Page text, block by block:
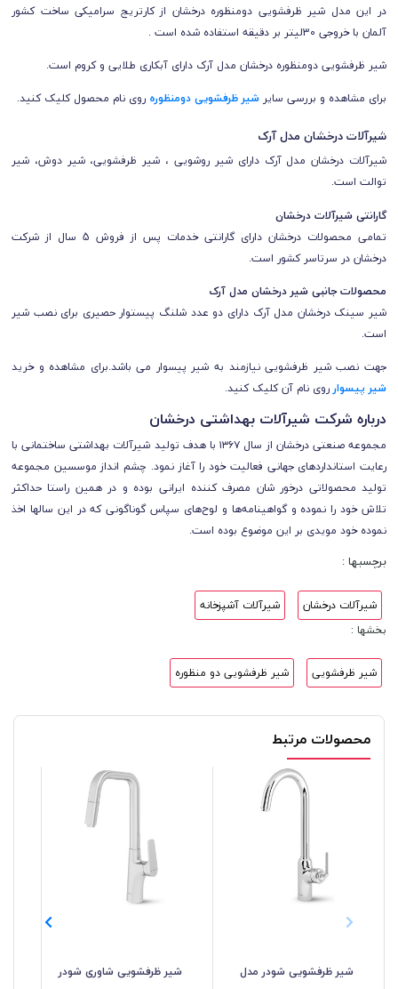
در این مدل شیر ظرفشویی دومنظوره درخشان از کارتریج سرامیکی ساخت کشور
آلمان با خروجی 30لیتر بر دقیقه استفاده شده است .
شیر ظرفشویی دومنظوره درخشان مدل آرک دارای آبکاری طلایی و کروم است.
برای مشاهده و بررسی سایرشیر ظرفشویی دومنظوره روی نام محصول کلیک کنید.
شیرآلات درخشان مدل آرک
شیرآلات درخشان مدل آرک دارای شیر روشویی ، شیر ظرفشویی، شیر دوش، شیر
توالت است.
گارانتی شیرآلات درخشان
تمامی محصولات درخشان دارای
گارانتی خدمات پس از فروش 5 سال از شرکت
درخشاندر سرتاسر کشور است.
محصولات جانبی شیر درخشان مدل آرک
شیر سینک درخشان مدل آرک دارای دو عدد شلنگ پیستوار حصیری برای نصب شیر
است.
جهت نصب شیر ظرفشویی نیازمند به شیر پیسوار می باشد.برای مشاهده و خرید
شیر پیسوارروی نام آن کلیک کنید.
درباره شرکت شیرآلات بهداشتی درخشان
مجموعه صنعتی درخشان از سال ۱۳۶۷ با هدف تولید شیرآلات بهداشتی ساختمانی با
رعایت استانداردهای جهانی فعالیت خود را آغاز نمود. چشم انداز موسسین مجموعه
تولید محصولاتی درخور شان مصرف کننده ایرانی بوده و در همین راستا حداکثر
تلاش خود را نموده و گواهینامه‌ها و لوح‌های سپاس گوناگونی که در این سالها اخذ
نموده خود مویدی بر این موضوع بوده است.
برچسبها :
شیرآلات درخشان
شیرآلات آشپزخانه
بخشها :
شیر ظرفشویی شیر ظرفشویی دو منظوره
محصولات مرتبط
شیر ظرفشویی شودر مدل
شیر ظرفشویی شاوری شودر